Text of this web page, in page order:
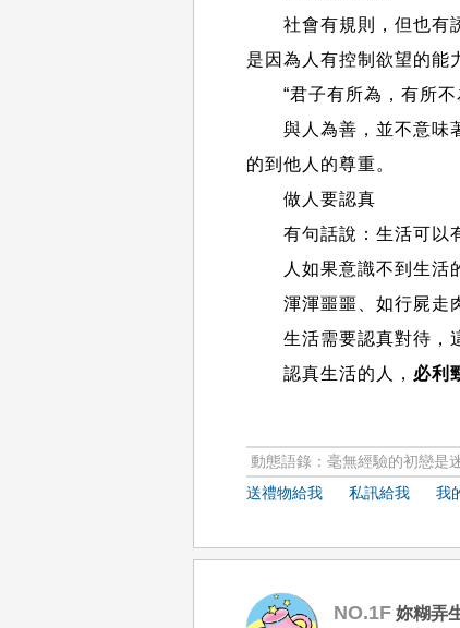
社會有規則，但也有誘
是因為人有控制欲望的能
“君子有所為，有所不
與人為善，並不意味著
的到他人的尊重。
做人要認真
有句話說：生活可以有
人如果意識不到生活的
渾渾噩噩、如行屍走肉
生活需要認真對待，這
認真生活的人， 必利
動態語錄：毫無經驗的初戀是
送禮物給我
私訊給我 我
NO.1F 妳糊弄